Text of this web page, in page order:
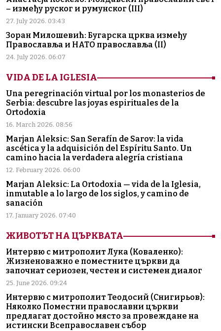
– између руског и румунског (III)
27. July 2026. 03:43
Зоран Милошевић: Бугарска црква између
Православља и НАТО православља (II)
24. July 2026. 06:07
VIDA DE LA IGLESIA
Una peregrinación virtual por los monasterios de
Serbia: descubre las joyas espirituales de la
Ortodoxia
16. March 2026. 08:56
Marjan Aleksic: San Serafín de Sarov: la vida
ascética y la adquisición del Espíritu Santo. Un
camino hacia la verdadera alegría cristiana
12. February 2026. 06:00
Marjan Aleksic: La Ortodoxia — vida de la Iglesia,
inmutable a lo largo de los siglos, y camino de
sanación
17. January 2026. 07:40
ЖИВОТЪТ НА ЦЪРКВАТА
Интервю с митрополит Лука (Коваленко):
Жизненоважно е поместните църкви да
започнат сериозен, честен и системен диалог
25. June 2026. 09:24
Интервю с митрополит Теодосий (Снигирьов):
Няколко Поместни православни църкви
предлагат достойно място за провеждане на
истински Всеправославен събор